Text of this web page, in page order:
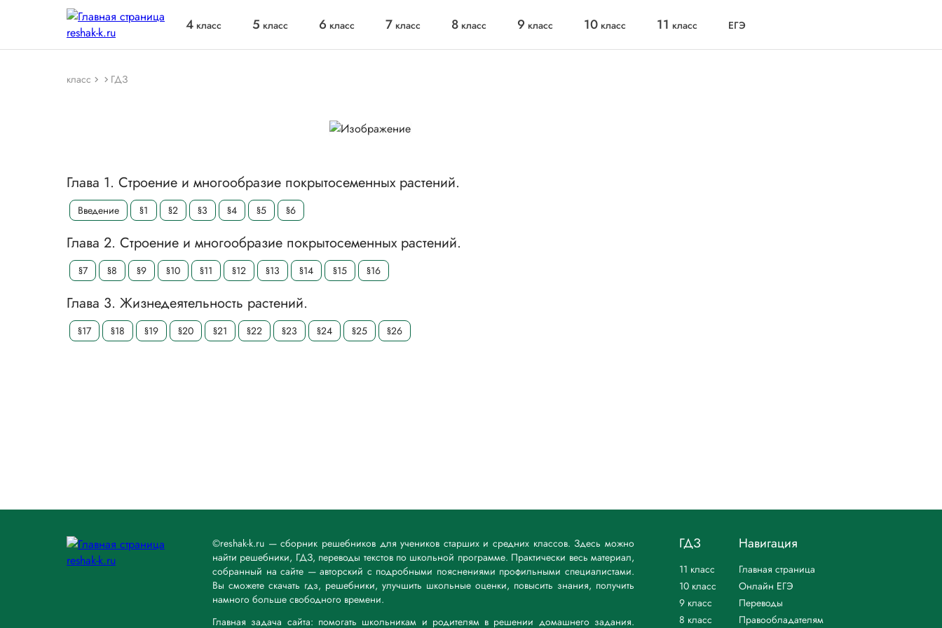
4 класс 5 класс 6 класс 7 класс 8 класс 9 класс 10 класс 11 класс ЕГЭ
класс ГДЗ
Глава 1. Строение и многообразие покрытосеменных растений.
Введение §1 §2 §3 §4 §5 §6
Глава 2. Строение и многообразие покрытосеменных растений.
§7 §8 §9 §10 §11 §12 §13 §14 §15 §16
Глава 3. Жизнедеятельность растений.
§17 §18 §19 §20 §21 §22 §23 §24 §25 §26
©reshak-k.ru — сборник решебников для учеников старших и средних классов. Здесь можно
найти решебники, ГДЗ, переводы текстов по школьной программе. Практически весь материал,
собранный на сайте — авторский с подробными пояснениями профильными специалистами.
Вы сможете скачать гдз, решебники, улучшить школьные оценки, повысить знания, получить
намного больше свободного времени.
Главная задача сайта: помогать школьникам и родителям в решении домашнего задания.
ГДЗ
11 класс
10 класс
9 класс
8 класс
Навигация
Главная страница
Онлайн ЕГЭ
Переводы
Правообладателям